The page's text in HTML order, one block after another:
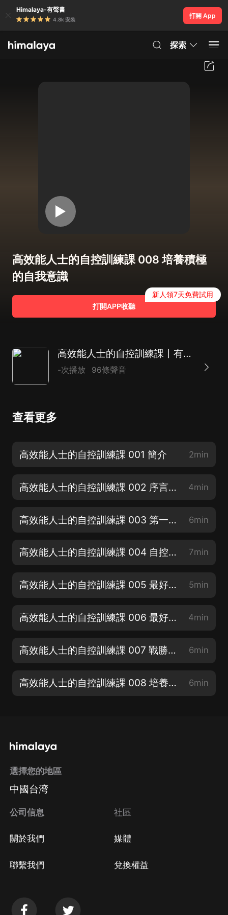
Himalaya-有聲書
4.8k 安裝
打開 App
探索
高效能人士的自控訓練課 008 培養積極
的自我意識
打開APP收聽
新人領7天免費試用
高效能人士的自控訓練課丨有自控的人左右生活，缺乏自控的人被生活左右丨靠自律賺來的空間，讓人生張弛有度
-次播放 96條聲音
查看更多
高效能人士的自控訓練課 001 簡介 2min
高效能人士的自控訓練課 002 序言：高效能，你也行 4min
高效能人士的自控訓練課 003 第一章 自控既是意志的表現，也是情緒智力的表現 6min
高效能人士的自控訓練課 004 自控力：意志力與習慣的博弈 7min
高效能人士的自控訓練課 005 最好的意志力就是變強制為自發（上） 5min
高效能人士的自控訓練課 006 最好的意志力就是變強制為自發（下） 4min
高效能人士的自控訓練課 007 戰勝思維惰性，培養主動精神 6min
高效能人士的自控訓練課 008 培養積極的自我意識 6min
選擇您的地區
中國台湾
公司信息
關於我們
聯繫我們
社區
媒體
兌換權益